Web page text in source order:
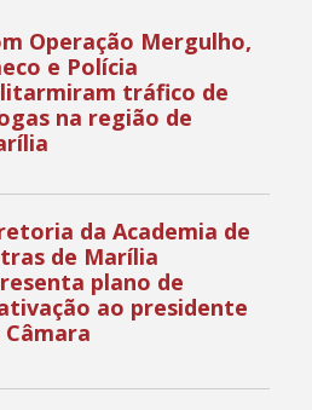
Operação Mergulho,
e Polícia
tráfico de
na região de
da Academia de
de Marília
plano de
ao presidente
Câmara